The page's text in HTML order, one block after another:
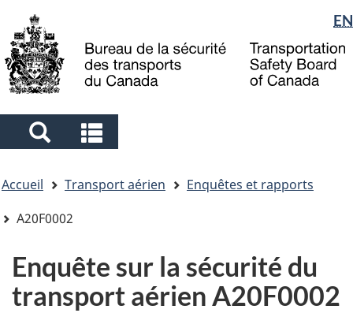
to
main
to
"About
government"
à
la
Sélection
de
la
langue
EN
Search
and
menus
and
menus
êtes
ici
Accueil Transport aérien
Enquêtes et rapports
A20F0002
Enquête sur la sécurité du
transport aérien A20F0002